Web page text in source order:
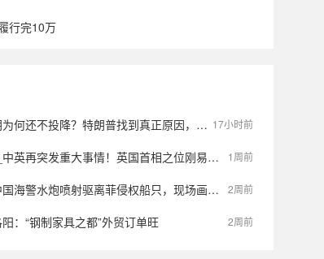
行完10万
17小时前
？特朗普找到真正原因，与美防长大吵了一架，被骗了
1周前
重大事情！英国首相之位刚易主，中方的电话打到伦敦
2周前
警水炮喷射驱离菲侵权船只，现场画面公布
2周前
：“钢制家具之都”外贸订单旺